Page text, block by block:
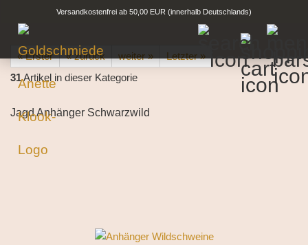
Versandkostenfrei ab 50,00 EUR (innerhalb Deutschlands)
« Erster « zurück weiter »
Letzter »
31Artikel in dieser Kategorie
Jagd Anhänger Schwarzwild